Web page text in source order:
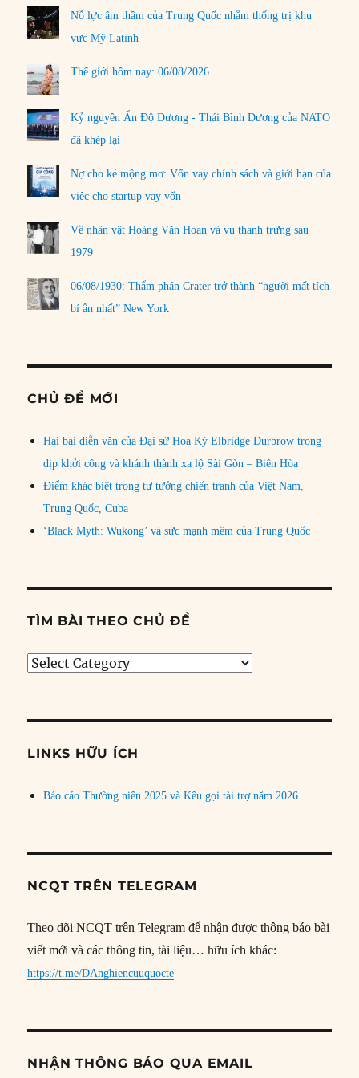
Nỗ lực âm thầm của Trung Quốc nhằm thống trị khu
vực Mỹ Latinh
Thế giới hôm nay: 06/08/2026
Kỷ nguyên Ấn Độ Dương - Thái Bình Dương của NATO
đã khép lại
Nợ cho kẻ mộng mơ: Vốn vay chính sách và giới hạn của
việc cho startup vay vốn
Về nhân vật Hoàng Văn Hoan và vụ thanh trừng sau
1979
06/08/1930: Thẩm phán Crater trở thành “người mất tích
bí ẩn nhất” New York
CHỦ ĐỀ MỚI
Hai bài diễn văn của Đại sứ Hoa Kỳ Elbridge Durbrow trong
dịp khởi công và khánh thành xa lộ Sài Gòn – Biên Hòa
Điểm khác biệt trong tư tưởng chiến tranh của Việt Nam,
Trung Quốc, Cuba
‘Black Myth: Wukong’ và sức mạnh mềm của Trung Quốc
TÌM BÀI THEO CHỦ ĐỀ
Tìm
đề
LINKS HỮU ÍCH
Báo cáo Thường niên 2025 và Kêu gọi tài trợ năm 2026
NCQT TRÊN TELEGRAM
Theo dõi NCQT trên Telegram để nhận được thông báo bài
viết mới và các thông tin, tài liệu… hữu ích khác:
https://t.me/DAnghiencuuquocte
NHẬN THÔNG BÁO QUA EMAIL